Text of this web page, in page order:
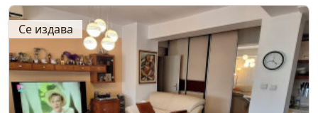
Се издава